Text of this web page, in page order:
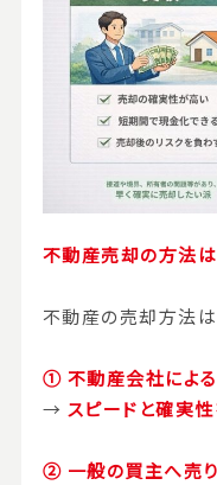
不動産売却の方法は
不動産の売却方法は
① 不動産会社によ
→ スピードと確実
② 一般の買主へ売り